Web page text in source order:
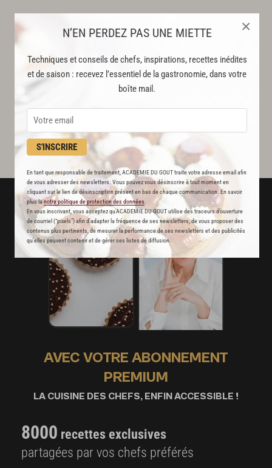
N’EN PERDEZ PAS UNE MIETTE
Techniques et conseils de chefs, inspirations, recettes inédites
et de saison : recevez l’essentiel de la gastronomie, dans votre
boîte mail.
S'INSCRIRE
En tant que responsable de traitement, ACADEMIE DU GOUT traite votre adresse email afin
de vous adresser des newsletters. Vous pouvez vous désinscrire à tout moment en
cliquant sur le lien de désinscription présent en bas de chaque communication. En savoir
plus lanotre politique de protection des données
En vous inscrivant, vous acceptez qu'ACADEMIE DU GOUT utilise des traceurs d’ouverture
de courriel (“pixels”) afin d’adapter la fréquence de ses newsletters, de vous proposer des
contenus plus pertinents, de mesurer la performance de ses newsletters et des publicités
qu’elles peuvent contenir et de gérer ses listes de diffusion.
×
AVEC VOTRE ABONNEMENT
PREMIUM
LA CUISINE DES CHEFS, ENFIN ACCESSIBLE !
8000 recettes exclusives
partagées par vos chefs préférés